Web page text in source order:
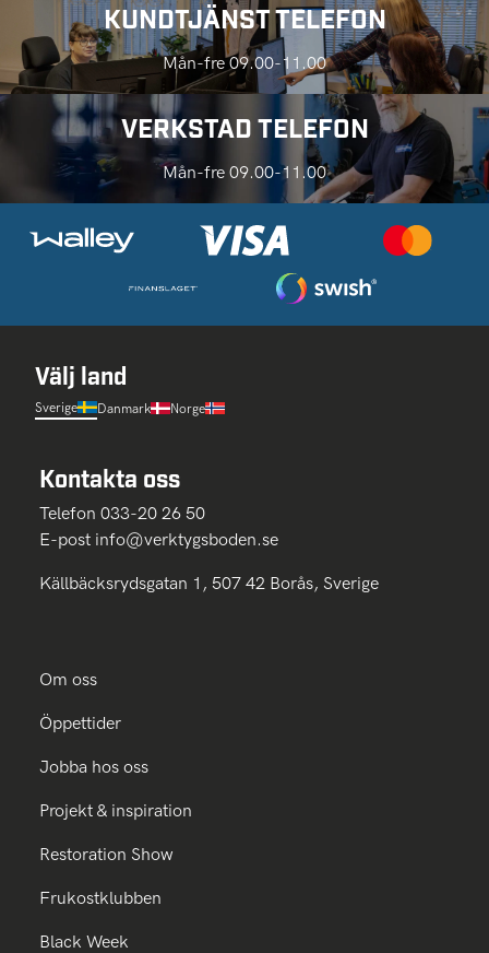
KUNDTJÄNST TELEFON
Mån-fre 09.00-11.00
VERKSTAD TELEFON
Mån-fre 09.00-11.00
Välj land
Sverige Danmark Norge
Kontakta oss
Telefon 033-20 26 50
E-post info@verktygsboden.se
Källbäcksrydsgatan 1, 507 42 Borås, Sverige
Om oss
Öppettider
Jobba hos oss
Projekt & inspiration
Restoration Show
Frukostklubben
Black Week